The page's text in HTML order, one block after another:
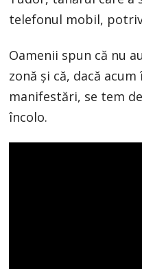
telefonul mobil,
Oamenii spun că nu
zonă și că, dacă
manifestări, se tem
încolo.